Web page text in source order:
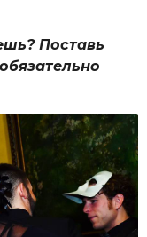
Поставь